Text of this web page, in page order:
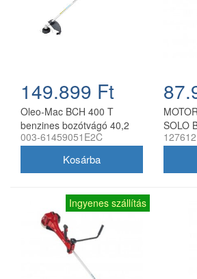
Motor: RATO RV 225
Sebesség: 2,6 - 3,3 km/h 2
előre + 1 hátra
Vágásmagasság: 52-75 mm
Súly: 75 kg
149.899 Ft
Oleo-Mac BCH 400 T
benzines bozótvágó 40,2
ccm 1,5 kW
003-61459051E2C
SOLO
127612
Ingyenes szállítás